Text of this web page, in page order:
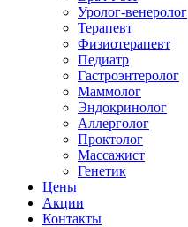
Уролог-венеролог
Терапевт
Физиотерапевт
Педиатр
Гастроэнтеролог
Маммолог
Эндокринолог
Аллерголог
Проктолог
Массажист
Генетик
Цены
Акции
Контакты